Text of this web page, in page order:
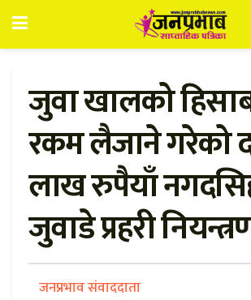
जुवा खालको
रकम लैजाने गरेको
लाख रुपैयाँ
जुवाडे प्रहरी
जनप्रभाव संवाददाता